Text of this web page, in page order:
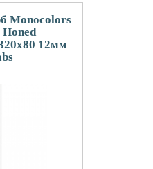
Monocolors
12мм